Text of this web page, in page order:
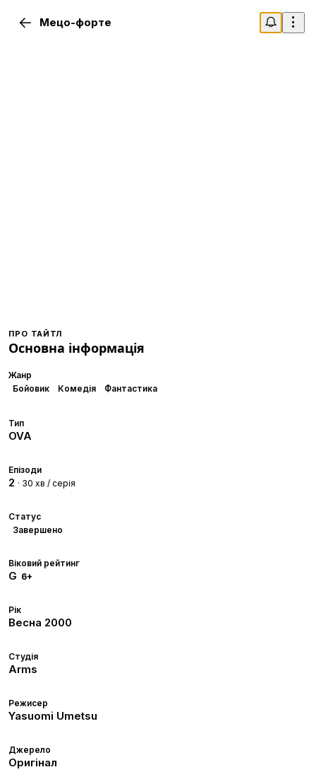
Мецо-форте
ПРО ТАЙТЛ
Основна інформація
Жанр
Бойовик
Комедія Фантастика
Тип
OVA
Епізоди
2 · 30 хв / серія
Статус
Завершено
Віковий рейтинг
G 6+
Рік
Весна 2000
Студія
Arms
Режисер
Yasuomi Umetsu
Джерело
Оригінал